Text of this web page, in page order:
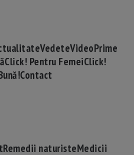
VedeteVideoPrime
Click! Pentru FemeiClick!
Contact
Remedii naturisteMedicii